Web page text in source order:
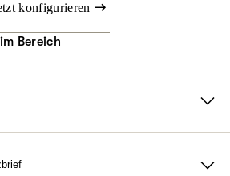
konfigurieren
Bereich
Elektronikversicherung nahezu alle